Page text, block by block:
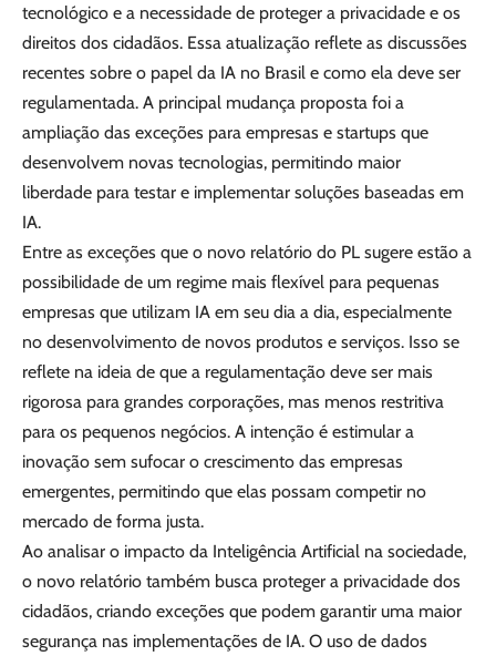
tecnológico e a necessidade de proteger a privacidade e os
direitos dos cidadãos. Essa atualização reflete as discussões
recentes sobre o papel da IA no Brasil e como ela deve ser
regulamentada. A principal mudança proposta foi a
ampliação das exceções para empresas e startups que
desenvolvem novas tecnologias, permitindo maior
liberdade para testar e implementar soluções baseadas em
IA.
Entre as exceções que o novo relatório do PL sugere estão a
possibilidade de um regime mais flexível para pequenas
empresas que utilizam IA em seu dia a dia, especialmente
no desenvolvimento de novos produtos e serviços. Isso se
reflete na ideia de que a regulamentação deve ser mais
rigorosa para grandes corporações, mas menos restritiva
para os pequenos negócios. A intenção é estimular a
inovação sem sufocar o crescimento das empresas
emergentes, permitindo que elas possam competir no
mercado de forma justa.
Ao analisar o impacto da Inteligência Artificial na sociedade,
o novo relatório também busca proteger a privacidade dos
cidadãos, criando exceções que podem garantir uma maior
segurança nas implementações de IA. O uso de dados